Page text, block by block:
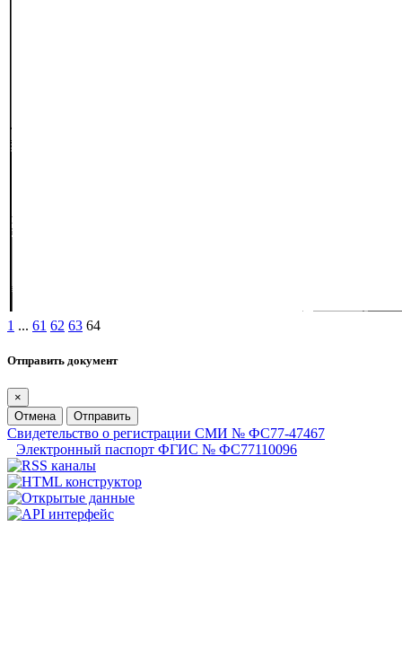
1 ... 61 62 63 64
Отправить документ
×
Отмена
Отправить
Свидетельство о регистрации СМИ № ФС77-47467
Электронный паспорт ФГИС № ФС77110096